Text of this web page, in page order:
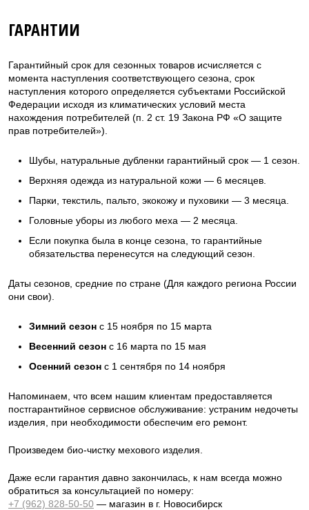
ГАРАНТИИ
Гарантийный срок для сезонных товаров исчисляется с
момента наступления соответствующего сезона, срок
наступления которого определяется субъектами Российской
Федерации исходя из климатических условий места
нахождения потребителей (п. 2 ст. 19 Закона РФ «О защите
прав потребителей»).
Шубы, натуральные дубленки гарантийный срок — 1 сезон.
Верхняя одежда из натуральной кожи — 6 месяцев.
Парки, текстиль, пальто, экокожу и пуховики — 3 месяца.
Головные уборы из любого меха — 2 месяца.
Если покупка была в конце сезона, то гарантийные
обязательства перенесутся на следующий сезон.
Даты сезонов, средние по стране (Для каждого региона России
они свои).
Зимний сезон с 15 ноября по 15 марта
Весенний сезон с 16 марта по 15 мая
Осенний сезон с 1 сентября по 14 ноября
Напоминаем, что всем нашим клиентам предоставляется
постгарантийное сервисное обслуживание: устраним недочеты
изделия, при необходимости обеспечим его ремонт.
Произведем био-чистку мехового изделия.
Даже если гарантия давно закончилась, к нам всегда можно
обратиться за консультацией по номеру:
+7 (962) 828-50-50 — магазин в г. Новосибирск